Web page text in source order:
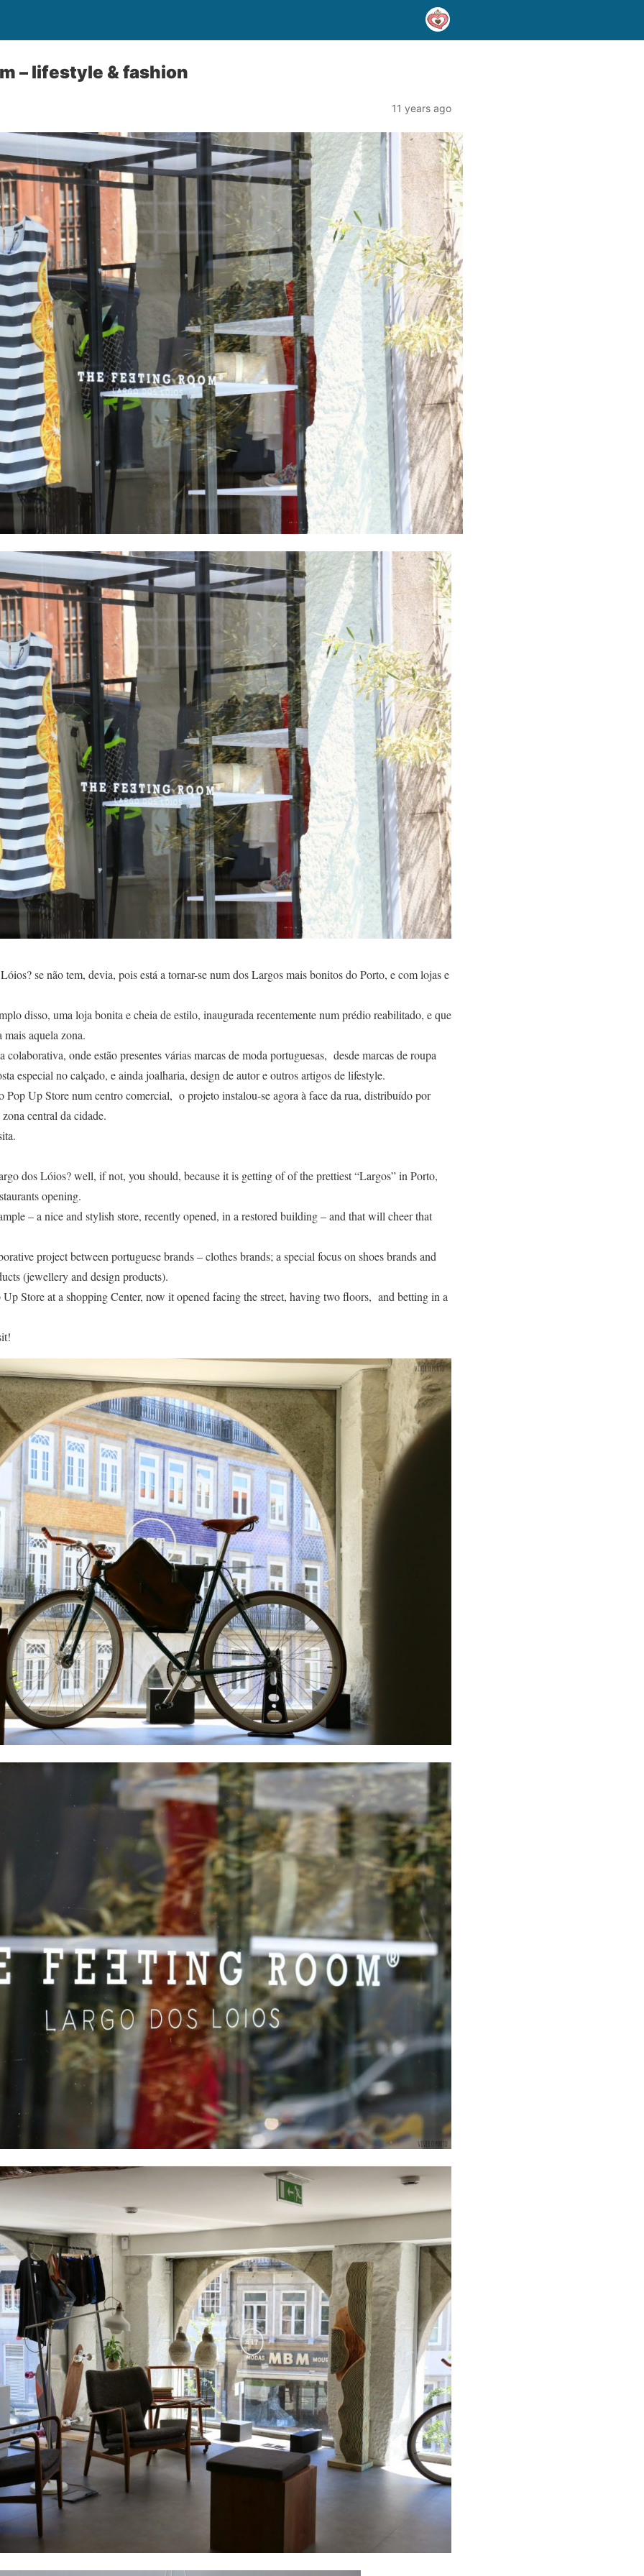
– lifestyle & fashion
11 years ago
se não tem, devia, pois está a tornar-se num dos Largos mais bonitos do Porto, e com lojas e
disso, uma loja bonita e cheia de estilo, inaugurada recentemente num prédio reabilitado, e que
aquela zona.
colaborativa, onde estão presentes várias marcas de moda portuguesas, desde marcas de roupa
especial no calçado, e ainda joalharia, design de autor e outros artigos de lifestyle.
Pop Up Store num centro comercial, o projeto instalou-se agora à face da rua, distribuído por
central da cidade.
dos Lóios? well, if not, you should, because it is getting of of the prettiest “Largos” in Porto,
opening.
– a nice and stylish store, recently opened, in a restored building – and that will cheer that
project between portuguese brands – clothes brands; a special focus on shoes brands and
(jewellery and design products).
Up Store at a shopping Center, now it opened facing the street, having two floors, and betting in a